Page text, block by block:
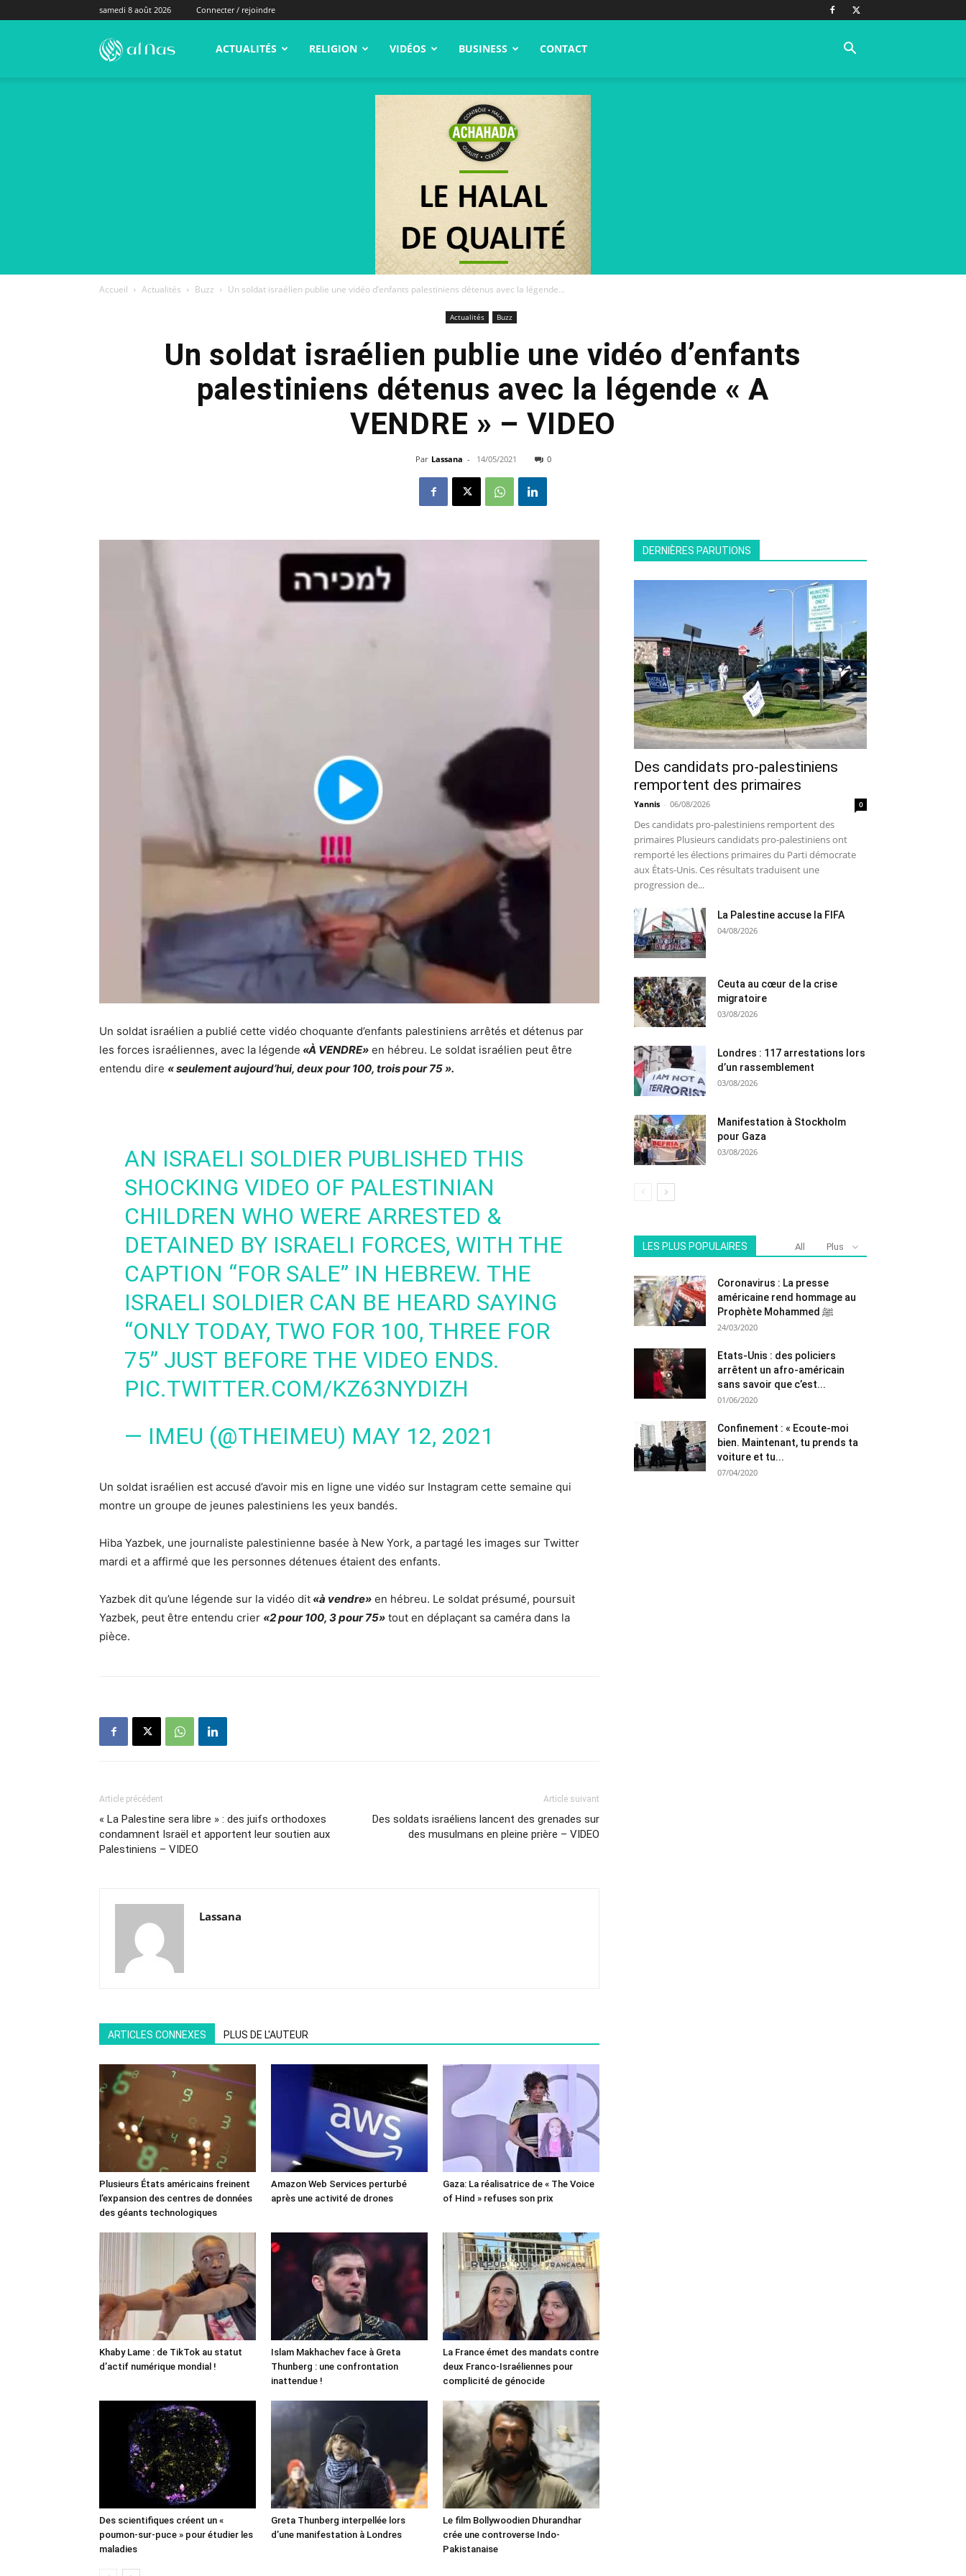
samedi 8 août 2026 Connecter / rejoindre
alNas.fr ACTUALITÉS RELIGION VIDÉOS BUSINESS CONTACT
Accueil Actualités Buzz Un soldat israélien publie une vidéo d’enfants palestiniens détenus avec la légende...
Actualités Buzz
Un soldat israélien publie une vidéo d’enfants
palestiniens détenus avec la légende « A
VENDRE » – VIDEO
Par Lassana - 14/05/2021 0
Un soldat israélien a publié cette vidéo choquante d’enfants palestiniens arrêtés et détenus par
les forces israéliennes, avec la légende «À VENDRE» en hébreu. Le soldat israélien peut être
entendu dire « seulement aujourd’hui, deux pour 100, trois pour 75 ».
AN ISRAELI SOLDIER PUBLISHED THIS
SHOCKING VIDEO OF PALESTINIAN
CHILDREN WHO WERE ARRESTED &
DETAINED BY ISRAELI FORCES, WITH THE
CAPTION “FOR SALE” IN HEBREW. THE
ISRAELI SOLDIER CAN BE HEARD SAYING
“ONLY TODAY, TWO FOR 100, THREE FOR
75” JUST BEFORE THE VIDEO ENDS.
PIC.TWITTER.COM/KZ63NYDIZH
— IMEU (@THEIMEU) MAY 12, 2021
Un soldat israélien est accusé d’avoir mis en ligne une vidéo sur Instagram cette semaine qui
montre un groupe de jeunes palestiniens les yeux bandés.
Hiba Yazbek, une journaliste palestinienne basée à New York, a partagé les images sur Twitter
mardi et a affirmé que les personnes détenues étaient des enfants.
Yazbek dit qu’une légende sur la vidéo dit «à vendre» en hébreu. Le soldat présumé, poursuit
Yazbek, peut être entendu crier «2 pour 100, 3 pour 75» tout en déplaçant sa caméra dans la
pièce.
Article précédent
« La Palestine sera libre » : des juifs orthodoxes
condamnent Israël et apportent leur soutien aux
Palestiniens – VIDEO
Article suivant
Des soldats israéliens lancent des grenades sur
des musulmans en pleine prière – VIDEO
Lassana
ARTICLES CONNEXES PLUS DE L'AUTEUR
Plusieurs États américains freinent
l’expansion des centres de données
des géants technologiques
Amazon Web Services perturbé
après une activité de drones
Gaza: La réalisatrice de « The Voice
of Hind » refuses son prix
Khaby Lame : de TikTok au statut
d’actif numérique mondial !
Islam Makhachev face à Greta
Thunberg : une confrontation
inattendue !
La France émet des mandats contre
deux Franco-Israéliennes pour
complicité de génocide
Des scientifiques créent un «
poumon-sur-puce » pour étudier les
maladies
Greta Thunberg interpellée lors
d’une manifestation à Londres
Le film Bollywoodien Dhurandhar
crée une controverse Indo-
Pakistanaise
DERNIÈRES PARUTIONS
Des candidats pro-palestiniens
remportent des primaires
Yannis - 06/08/2026 0
Des candidats pro-palestiniens remportent des
primaires Plusieurs candidats pro-palestiniens ont
remporté les élections primaires du Parti démocrate
aux États-Unis. Ces résultats traduisent une
progression de...
La Palestine accuse la FIFA
04/08/2026
Ceuta au cœur de la crise
migratoire
03/08/2026
Londres : 117 arrestations lors
d’un rassemblement
03/08/2026
Manifestation à Stockholm
pour Gaza
03/08/2026
LES PLUS POPULAIRES All Plus
Coronavirus : La presse
américaine rend hommage au
Prophète Mohammed ﷺ
24/03/2020
Etats-Unis : des policiers
arrêtent un afro-américain
sans savoir que c’est...
01/06/2020
Confinement : « Ecoute-moi
bien. Maintenant, tu prends ta
voiture et tu...
07/04/2020